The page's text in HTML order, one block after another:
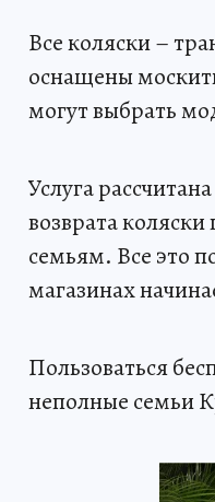
Все коляски –
оснащены
могут выбрать
Услуга
возврата
семьям. Все это
магазинах
Пользоваться
неполные семьи